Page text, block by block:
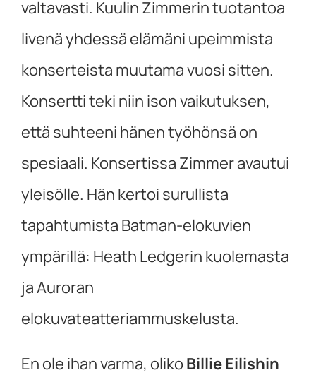
valtavasti. Kuulin Zimmerin tuotantoa
livenä yhdessä elämäni upeimmista
konserteista muutama vuosi sitten.
Konsertti teki niin ison vaikutuksen,
että suhteeni hänen työhönsä on
spesiaali. Konsertissa Zimmer avautui
yleisölle. Hän kertoi surullista
tapahtumista Batman-elokuvien
ympärillä: Heath Ledgerin kuolemasta
ja Auroran
elokuvateatteriammuskelusta.
En ole ihan varma, oliko Billie Eilishin